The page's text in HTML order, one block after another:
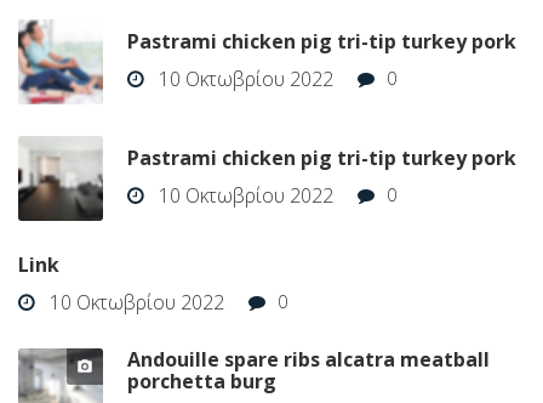
Pastrami chicken pig tri-tip turkey pork
10 Οκτωβρίου 2022
0
Pastrami chicken pig tri-tip turkey pork
10 Οκτωβρίου 2022
0
Link
10 Οκτωβρίου 2022
0
Andouille spare ribs alcatra meatball
porchetta burg